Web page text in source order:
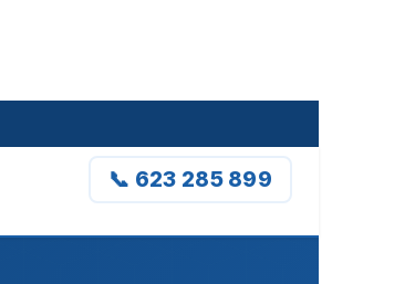
📞 623 285 899